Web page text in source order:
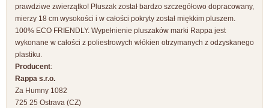
prawdziwe zwierzątko! Pluszak został bardzo szczegółowo dopracowany,
mierzy 18 cm wysokości i w całości pokryty został miękkim pluszem.
100% ECO FRIENDLY. Wypełnienie pluszaków marki Rappa jest
wykonane w całości z poliestrowych włókien otrzymanych z odzyskanego
plastiku.
Producent:
Rappa s.r.o.
Za Humny 1082
725 25 Ostrava (CZ)